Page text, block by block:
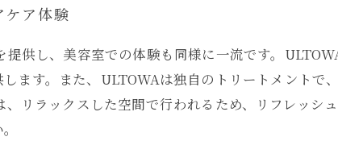
ア体験
供し、美容室での体験も同様に一流です。
ます。また、ULTOWAは独自のトリートメント
リラックスした空間で行われるため、リフレッシ